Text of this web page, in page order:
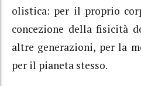
olistica: per il proprio
concezione della fisicità
altre generazioni, per la
per il pianeta stesso.